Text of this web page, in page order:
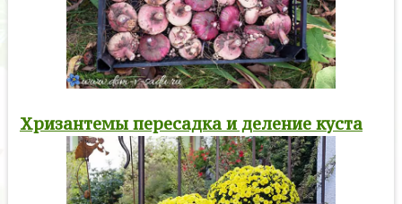
Хризантемы пересадка и деление куста